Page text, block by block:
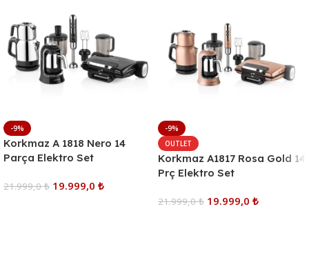
-9%
Korkmaz A 1818 Nero 14
Parça Elektro Set
21.999,0₺ 19.999,0 ₺
-9%
OUTLET
Korkmaz A1817 Rosa Gold 14
Prç Elektro Set
21.999,0₺ 19.999,0 ₺